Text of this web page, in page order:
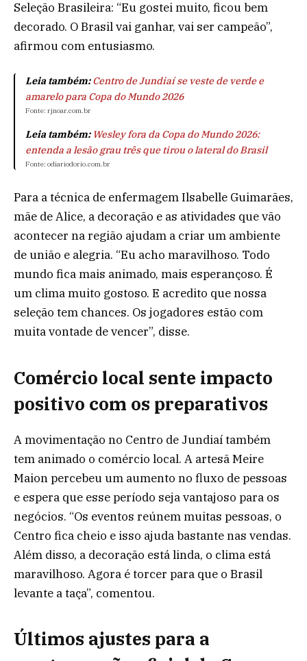
Seleção Brasileira: “Eu gostei muito, ficou bem
decorado. O Brasil vai ganhar, vai ser campeão”,
afirmou com entusiasmo.
Leia também: Centro de Jundiaí se veste de verde e
amarelo para Copa do Mundo 2026
Fonte: rjnoar.com.br
Leia também: Wesley fora da Copa do Mundo 2026:
entenda a lesão grau três que tirou o lateral do Brasil
Fonte: odiariodorio.com.br
Para a técnica de enfermagem Ilsabelle Guimarães,
mãe de Alice, a decoração e as atividades que vão
acontecer na região ajudam a criar um ambiente
de união e alegria. “Eu acho maravilhoso. Todo
mundo fica mais animado, mais esperançoso. É
um clima muito gostoso. E acredito que nossa
seleção tem chances. Os jogadores estão com
muita vontade de vencer”, disse.
Comércio local sente impacto
positivo com os preparativos
A movimentação no Centro de Jundiaí também
tem animado o comércio local. A artesã Meire
Maion percebeu um aumento no fluxo de pessoas
e espera que esse período seja vantajoso para os
negócios. “Os eventos reúnem muitas pessoas, o
Centro fica cheio e isso ajuda bastante nas vendas.
Além disso, a decoração está linda, o clima está
maravilhoso. Agora é torcer para que o Brasil
levante a taça”, comentou.
Últimos ajustes para a